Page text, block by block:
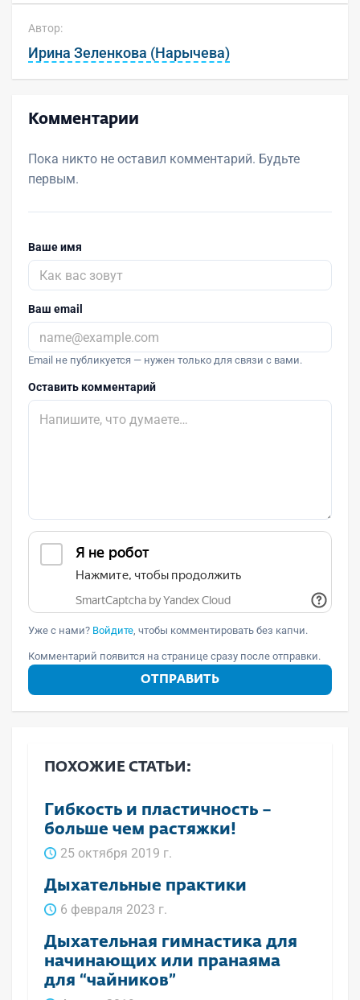
Автор:
Ирина Зеленкова (Нарычева)
Комментарии
Пока никто не оставил комментарий. Будьте
первым.
Ваше имя
Ваш email
Email не публикуется — нужен только для связи с вами.
Оставить комментарий
Уже с нами? Войдите, чтобы комментировать без капчи.
Комментарий появится на странице сразу после отправки.
ОТПРАВИТЬ
ПОХОЖИЕ СТАТЬИ:
Гибкость и пластичность –
больше чем растяжки!
25 октября 2019 г.
Дыхательные практики
6 февраля 2023 г.
Дыхательная гимнастика для
начинающих или пранаяма
для “чайников”